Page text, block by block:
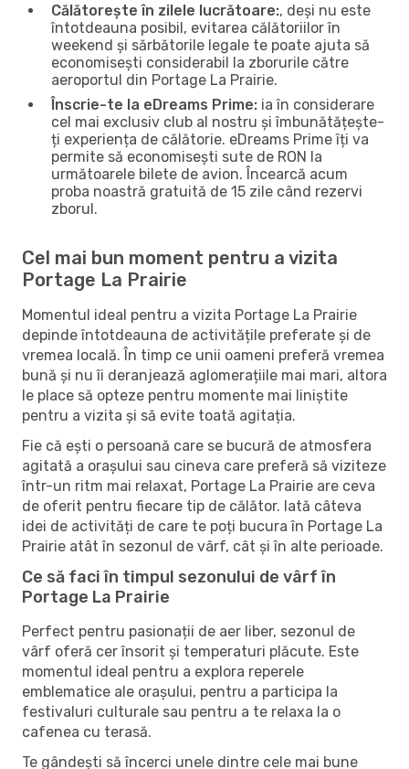
Călătorește în zilele lucrătoare:, deși nu este
întotdeauna posibil, evitarea călătoriilor în
weekend și sărbătorile legale te poate ajuta să
economisești considerabil la zborurile către
aeroportul din Portage La Prairie.
Înscrie-te la eDreams Prime: ia în considerare
cel mai exclusiv club al nostru și îmbunătățește-
ți experiența de călătorie. eDreams Prime îți va
permite să economisești sute de RON la
următoarele bilete de avion. Încearcă acum
proba noastră gratuită de 15 zile când rezervi
zborul.
Cel mai bun moment pentru a vizita
Portage La Prairie
Momentul ideal pentru a vizita Portage La Prairie
depinde întotdeauna de activitățile preferate și de
vremea locală. În timp ce unii oameni preferă vremea
bună și nu îi deranjează aglomerațiile mai mari, altora
le place să opteze pentru momente mai liniștite
pentru a vizita și să evite toată agitația.
Fie că ești o persoană care se bucură de atmosfera
agitată a orașului sau cineva care preferă să viziteze
într-un ritm mai relaxat, Portage La Prairie are ceva
de oferit pentru fiecare tip de călător. Iată câteva
idei de activități de care te poți bucura în Portage La
Prairie atât în ​​sezonul de vârf, cât și în alte perioade.
Ce să faci în timpul sezonului de vârf în
Portage La Prairie
Perfect pentru pasionații de aer liber, sezonul de
vârf oferă cer însorit și temperaturi plăcute. Este
momentul ideal pentru a explora reperele
emblematice ale orașului, pentru a participa la
festivaluri culturale sau pentru a te relaxa la o
cafenea cu terasă.
Te gândești să încerci unele dintre cele mai bune